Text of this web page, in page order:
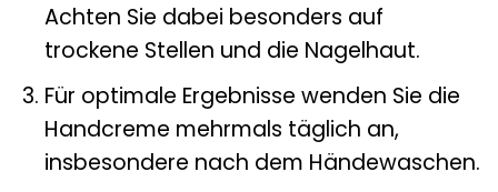
Achten Sie dabei besonders auf
trockene Stellen und die Nagelhaut.
Für optimale Ergebnisse wenden Sie die
Handcreme mehrmals täglich an,
insbesondere nach dem Händewaschen.